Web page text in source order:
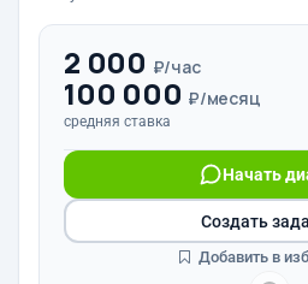
2 000 ₽/час
100 000 ₽/месяц
средняя ставка
Начать
Создать
Добавить в